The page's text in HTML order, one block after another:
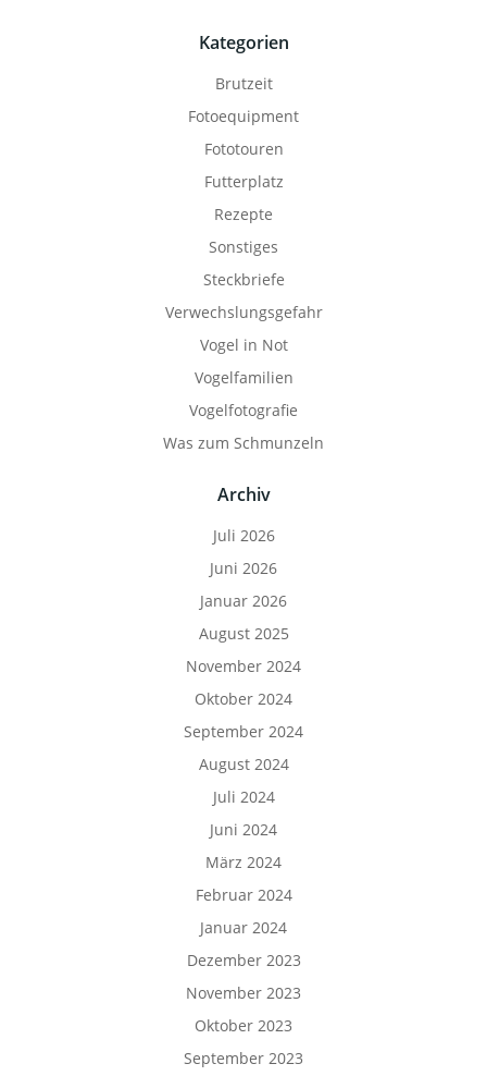
Kategorien
Brutzeit
Fotoequipment
Fototouren
Futterplatz
Rezepte
Sonstiges
Steckbriefe
Verwechslungsgefahr
Vogel in Not
Vogelfamilien
Vogelfotografie
Was zum Schmunzeln
Archiv
Juli 2026
Juni 2026
Januar 2026
August 2025
November 2024
Oktober 2024
September 2024
August 2024
Juli 2024
Juni 2024
März 2024
Februar 2024
Januar 2024
Dezember 2023
November 2023
Oktober 2023
September 2023